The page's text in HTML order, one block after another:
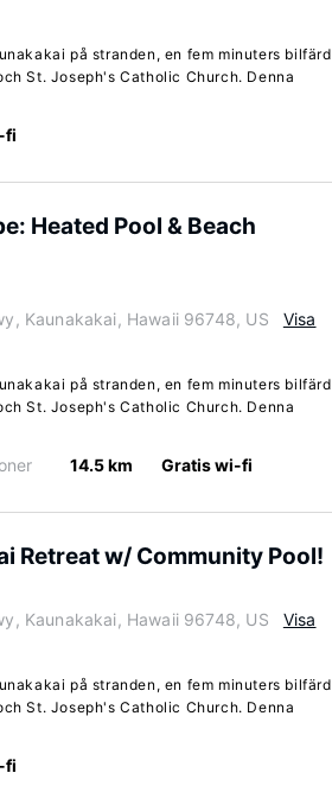
på stranden, en fem minuters bilfärd
St. Joseph's Catholic Church. Denna
fi
Heated Pool & Beach
Kaunakakai, Hawaii 96748, US
Visa
på stranden, en fem minuters bilfärd
St. Joseph's Catholic Church. Denna
14.5 km Gratis wi-fi
Retreat w/ Community Pool!
Kaunakakai, Hawaii 96748, US
Visa
på stranden, en fem minuters bilfärd
St. Joseph's Catholic Church. Denna
fi